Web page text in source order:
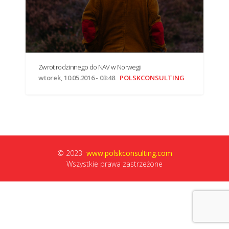
Zwrot rodzinnego do NAV w Norwegii
wtorek, 10.05.2016 - 03:48 POLSKCONSULTING
© 2023 www.polskconsulting.com
Wszystkie prawa zastrzeżone